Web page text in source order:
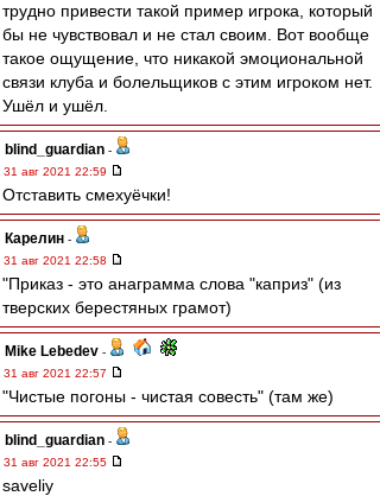
трудно привести такой пример игрока, который
бы не чувствовал и не стал своим. Вот вообще
такое ощущение, что никакой эмоциональной
связи клуба и болельщиков с этим игроком нет.
Ушёл и ушёл.
blind_guardian -
31 авг 2021 22:59
Отставить смехуëчки!
Карелин -
31 авг 2021 22:58
"Приказ - это анаграмма слова "каприз" (из
тверских берестяных грамот)
Mike Lebedev -
31 авг 2021 22:57
"Чистые погоны - чистая совесть" (там же)
blind_guardian -
31 авг 2021 22:55
saveliy